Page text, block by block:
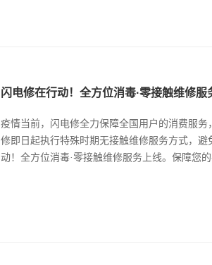
闪电修在行动！全方位消毒·零接触维修服
疫情当前，闪电修全力保障全国用户的消费服
修即日起执行特殊时期无接触维修服务方式，
动！全方位消毒·零接触维修服务上线。保障您的